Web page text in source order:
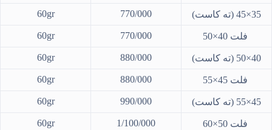
35×45 (ته کاست) 770/000
60gr
فلت 40×50 770/000
60gr
40×50 (ته کاست) 880/000
60gr
فلت 45×55 880/000
60gr
45×55 (ته کاست) 990/000
60gr
فلت 50×60 1/100/000
60gr